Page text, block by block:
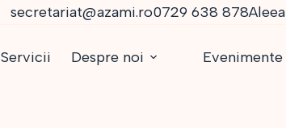
secretariat@azami.ro0729 638 878
Servicii Despre noi Evenimente